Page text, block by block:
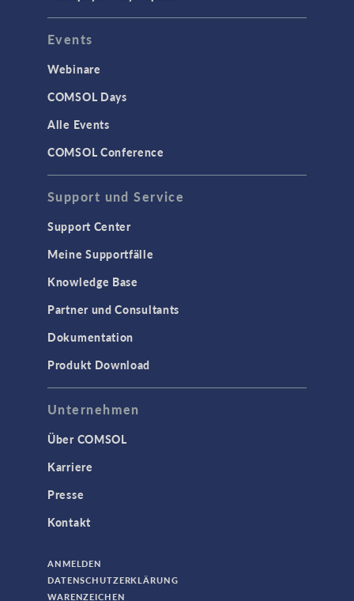
AKUSTIK
Akustik & Schwingungen
Materialmodelle
MEMS & Piezoelektrische Elemente
WISSENSCHAFT AKTUELL
TAGS
3D-Druck
AC/DC Module
Acoustics Module
Ausgewählte Wissenschaftler
Battery Design Module
Bioengineering
CFD Module
Chemical Reaction Engineering Module
Corrosion Module
Electrochemistry Module
Fuel Cell & Electrolyzer Module
Events
Webinare
COMSOL Days
Alle Events
COMSOL Conference
Support und Service
Support Center
Meine Supportfälle
Knowledge Base
Partner und Consultants
Dokumentation
Produkt Download
Unternehmen
Über COMSOL
Karriere
Presse
Kontakt
ANMELDEN
DATENSCHUTZERKLÄRUNG
WARENZEICHEN